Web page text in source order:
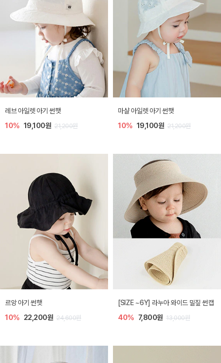
레브 아일렛 아기 썬햇
10% 19,100원 21,200원
마샬 아일렛 아기 썬햇
10% 19,100원 21,200원
르앙 아기 썬햇
10% 22,200원 24,600원
[SIZE ~6Y] 라누아 와이드 밀짚 썬캡
40% 7,800원 13,000원